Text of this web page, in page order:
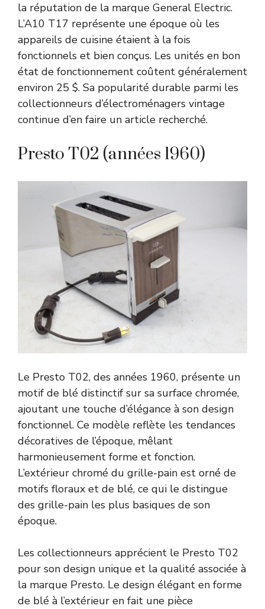
la réputation de la marque General Electric.
L’A10 T17 représente une époque où les
appareils de cuisine étaient à la fois
fonctionnels et bien conçus. Les unités en bon
état de fonctionnement coûtent généralement
environ 25 $. Sa popularité durable parmi les
collectionneurs d’électroménagers vintage
continue d’en faire un article recherché.
Presto T02 (années 1960)
Le Presto T02, des années 1960, présente un
motif de blé distinctif sur sa surface chromée,
ajoutant une touche d’élégance à son design
fonctionnel. Ce modèle reflète les tendances
décoratives de l’époque, mêlant
harmonieusement forme et fonction.
L’extérieur chromé du grille-pain est orné de
motifs floraux et de blé, ce qui le distingue
des grille-pain les plus basiques de son
époque.
Les collectionneurs apprécient le Presto T02
pour son design unique et la qualité associée à
la marque Presto. Le design élégant en forme
de blé à l’extérieur en fait une pièce